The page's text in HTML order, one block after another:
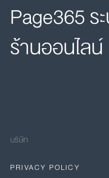
Page365 ร
ร้านออนไลน์
บริษัท
PRIVACY POLICY